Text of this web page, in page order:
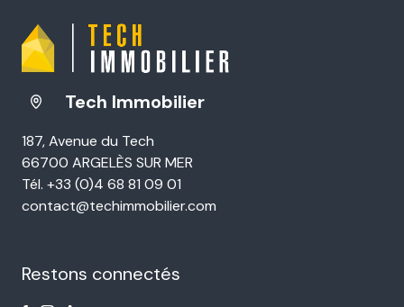
Tech Immobilier
187, Avenue du Tech
66700 ARGELÈS SUR MER
Tél. +33 (0)4 68 81 09 01
contact@techimmobilier.com
Restons connectés